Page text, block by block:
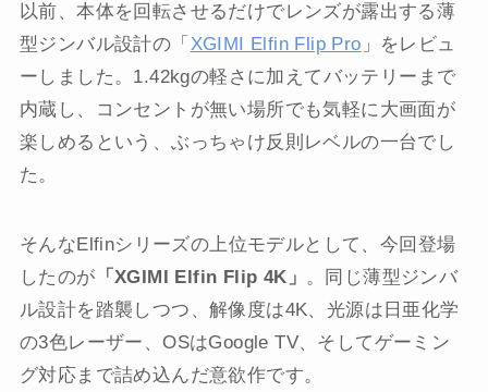
以前、本体を回転させるだけでレンズが露出する薄
型ジンバル設計の「 XGIMI Elfin Flip Pro 」をレビュ
ーしました。1.42kgの軽さに加えてバッテリーまで
内蔵し、コンセントが無い場所でも気軽に大画面が
楽しめるという、ぶっちゃけ反則レベルの一台でし
た。
そんなElfinシリーズの上位モデルとして、今回登場
したのが 「XGIMI Elfin Flip 4K」 。同じ薄型ジンバ
ル設計を踏襲しつつ、解像度は4K、光源は日亜化学
の3色レーザー、OSはGoogle TV、そしてゲーミン
グ対応まで詰め込んだ意欲作です。